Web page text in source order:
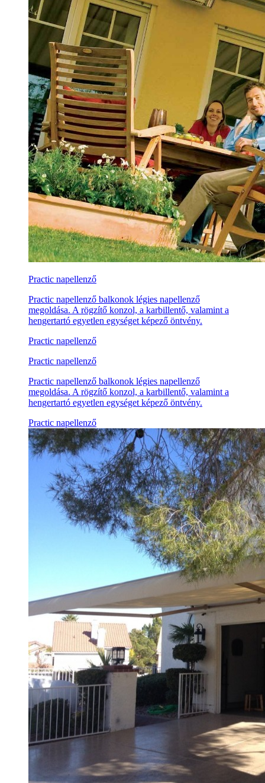
Practic napellenző
Practic napellenző balkonok légies napellenző
megoldása. A rögzítő konzol, a karbillentő, valamint a
hengertartó egyetlen egységet képező öntvény.
Practic napellenző
Practic napellenző
Practic napellenző balkonok légies napellenző
megoldása. A rögzítő konzol, a karbillentő, valamint a
hengertartó egyetlen egységet képező öntvény.
Practic napellenző